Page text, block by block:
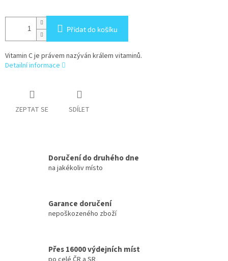
Přidat do košíku
Vitamin C je právem nazýván králem vitaminů.
Detailní informace
ZEPTAT SE SDÍLET
Doručení do druhého dne
na jakékoliv místo
Garance doručení
nepoškozeného zboží
Přes 16000 výdejních míst